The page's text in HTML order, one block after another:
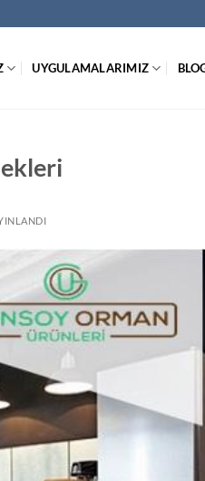
UYGULAMALARIMIZ